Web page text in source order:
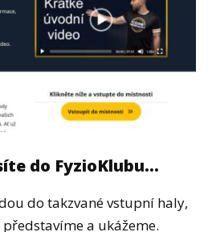
do FyzioKlubu...
do takzvané vstupní haly,
a ukážeme.